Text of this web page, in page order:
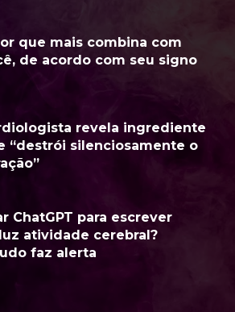
que mais combina com
de acordo com seu signo
revela ingrediente
“destrói silenciosamente o
ChatGPT para escrever
atividade cerebral?
faz alerta